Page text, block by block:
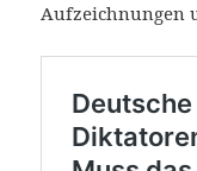
Aufzeichnungen